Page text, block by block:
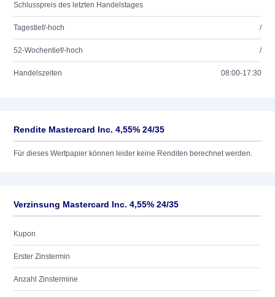
Schlusspreis des letzten Handelstages
Tagestief/-hoch /
52-Wochentief/-hoch /
Handelszeiten 08:00-17:30
Rendite Mastercard Inc. 4,55% 24/35
Für dieses Wertpapier können leider keine Renditen berechnet werden.
Verzinsung Mastercard Inc. 4,55% 24/35
Kupon
Erster Zinstermin
Anzahl Zinstermine